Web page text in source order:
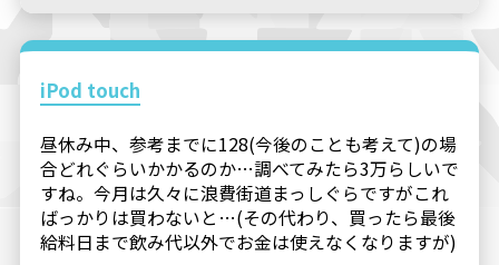
iPod touch
昼休み中、参考までに128(今後のことも考えて)の場
合どれぐらいかかるのか…調べてみたら3万らしいで
すね。今月は久々に浪費街道まっしぐらですがこれ
ばっかりは買わないと…(その代わり、買ったら最後
給料日まで飲み代以外でお金は使えなくなりますが)